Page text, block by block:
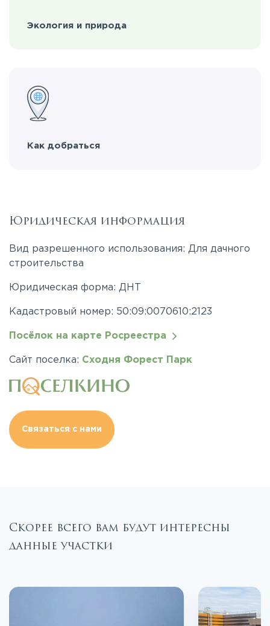
Экология и природа
Как добраться
Юридическая информация
Вид разрешенного использования: Для дачного
строительства
Юридическая форма: ДНТ
Кадастровый номер: 50:09:0070610:2123
Посёлок на карте Росреестра
Сайт поселка: Сходня Форест Парк
Связаться с нами
Скорее всего вам будут интересны
данные участки